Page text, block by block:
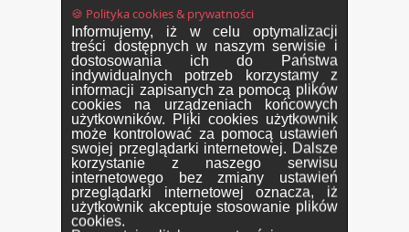
🍪 Polityka cookies & prywatności
Informujemy, iż w celu optymalizacji
treści dostępnych w naszym serwisie i
dostosowania ich do Państwa
indywidualnych potrzeb korzystamy z
informacji zapisanych za pomocą plików
cookies na urządzeniach końcowych
użytkowników. Pliki cookies użytkownik
może kontrolować za pomocą ustawień
swojej przeglądarki internetowej. Dalsze
korzystanie z naszego serwisu
internetowego bez zmiany ustawień
przeglądarki internetowej oznacza, iż
użytkownik akceptuje stosowanie plików
cookies.